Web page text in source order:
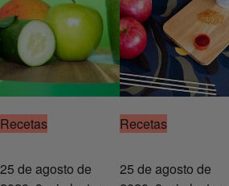
Recetas
25 de agosto de
Recetas
25 de agosto de